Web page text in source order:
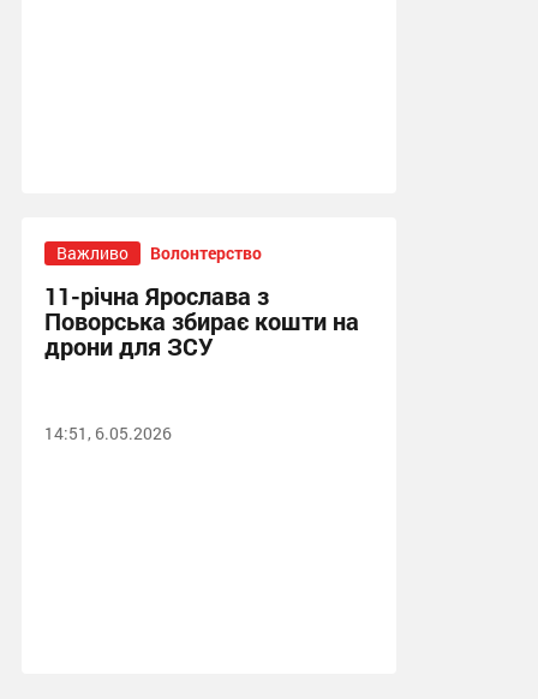
Важливо Волонтерство
11-річна Ярослава з
Поворська збирає кошти на
дрони для ЗСУ
14:51, 6.05.2026